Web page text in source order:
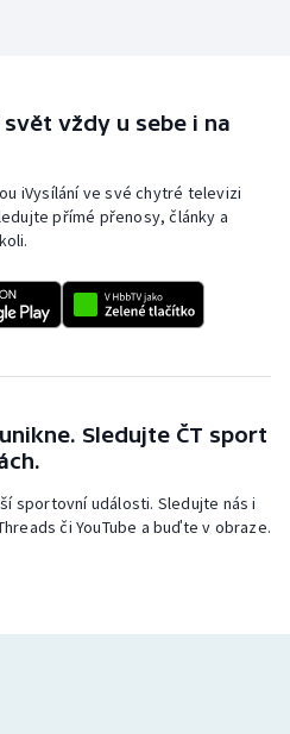
vždy u sebe i na
iVysílání ve své chytré televizi
přímé přenosy, články a
Sledujte ČT sport
sportovní události. Sledujte nás i
či YouTube a buďte v obraze.